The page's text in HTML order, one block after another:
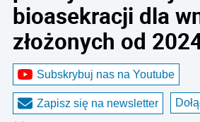
bioasekracji dla
złożonych od
Subskrybuj nas na Youtube
Zapisz się na newsletter